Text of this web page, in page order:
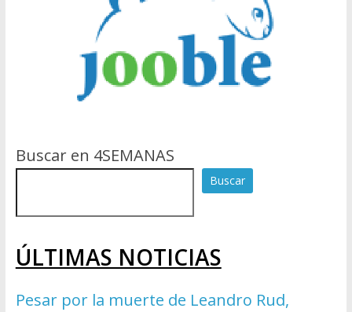
Buscar en 4SEMANAS
Buscar
ÚLTIMAS NOTICIAS
Pesar por la muerte de Leandro Rud,